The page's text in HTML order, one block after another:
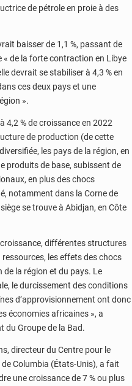
de pétrole en proie à des
baisser de 1,1 %, passant de
« de la forte contraction en Libye
devrait se stabiliser à 4,3 % en
ces deux pays et une
».
4,2 % de croissance en 2022
de production (de cette
les pays de la région, en
produits de base, subissent de
en plus des chocs
notamment dans la Corne de
se trouve à Abidjan, en Côte
différentes structures
les effets des chocs
la région et du pays. Le
le durcissement des conditions
d’approvisionnement ont donc
économies africaines », a
du Groupe de la Bad.
directeur du Centre pour le
Columbia (États-Unis), a fait
une croissance de 7 % ou plus